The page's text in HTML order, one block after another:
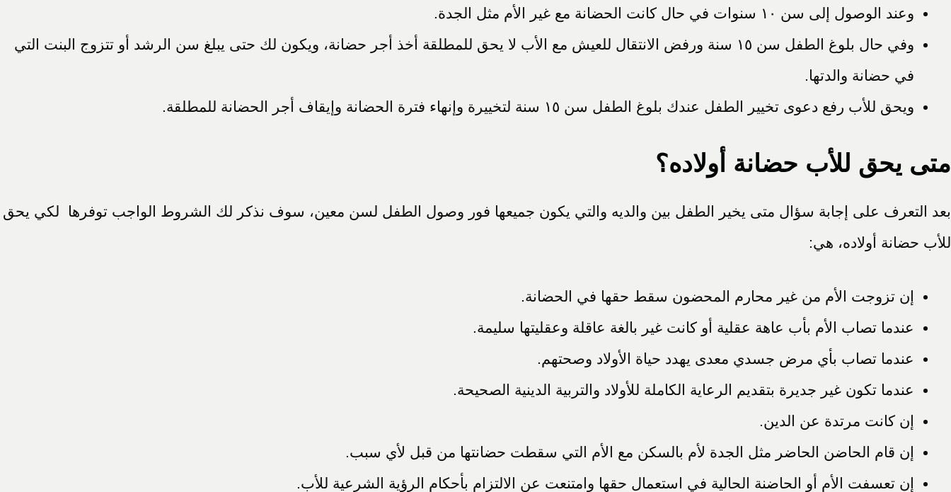
وعند الوصول إلى سن ١٠ سنوات في حال كانت الحضانة مع غير الأم مثل الجدة.
وفي حال بلوغ الطفل سن ١٥ سنة ورفض الانتقال للعيش مع الأب لا يحق للمطلقة أخذ أجر حضانة، ويكون لك حتى يبلغ سن الرشد أو تتزوج البنت التي
في حضانة والدتها.
ويحق للأب رفع دعوى تخيير الطفل عندك بلوغ الطفل سن ١٥ سنة لتخييرة وإنهاء فترة الحضانة وإيقاف أجر الحضانة للمطلقة.
متى يحق للأب حضانة أولاده؟
بعد التعرف على إجابة سؤال متى يخير الطفل بين والديه والتي يكون جميعها فور وصول الطفل لسن معين، سوف نذكر لك الشروط الواجب توفرها لكي يحق
للأب حضانة أولاده، هي:
إن تزوجت الأم من غير محارم المحضون سقط حقها في الحضانة.
عندما تصاب الأم بأب عاهة عقلية أو كانت غير بالغة عاقلة وعقليتها سليمة.
عندما تصاب بأي مرض جسدي معدى يهدد حياة الأولاد وصحتهم.
عندما تكون غير جديرة بتقديم الرعاية الكاملة للأولاد والتربية الدينية الصحيحة.
إن كانت مرتدة عن الدين.
إن قام الحاضن الحاضر مثل الجدة لأم بالسكن مع الأم التي سقطت حضانتها من قبل لأي سبب.
إن تعسفت الأم أو الحاضنة الحالية في استعمال حقها وامتنعت عن الالتزام بأحكام الرؤية الشرعية للأب.